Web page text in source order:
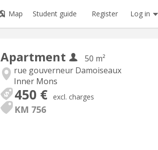
Map Student guide Register Log in
Apartment
50 m²
rue gouverneur Damoiseaux
Inner Mons
450 € excl. charges
KM 756